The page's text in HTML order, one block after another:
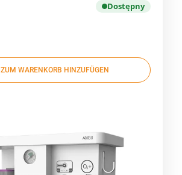
Dostępny
ZUM WARENKORB HINZUFÜGEN